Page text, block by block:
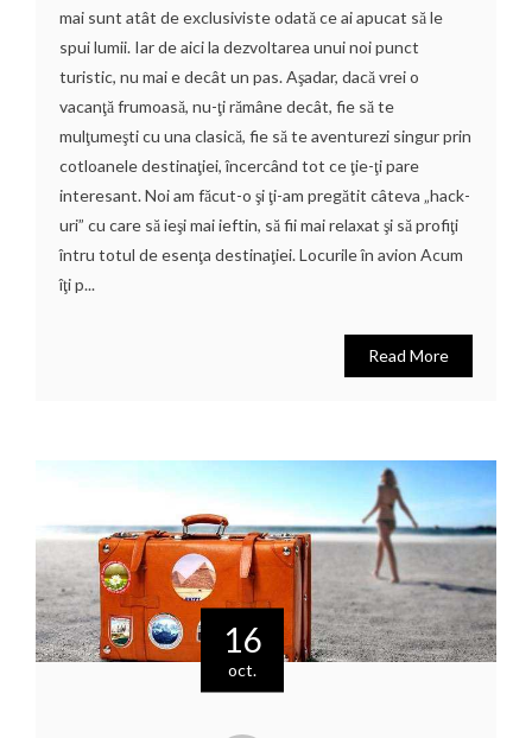
mai sunt atât de exclusiviste odată ce ai apucat să le
spui lumii. Iar de aici la dezvoltarea unui noi punct
turistic, nu mai e decât un pas. Aşadar, dacă vrei o
vacanţă frumoasă, nu-ţi rămâne decât, fie să te
mulţumeşti cu una clasică, fie să te aventurezi singur prin
cotloanele destinaţiei, încercând tot ce ţie-ţi pare
interesant. Noi am făcut-o şi ţi-am pregătit câteva „hack-
uri” cu care să ieşi mai ieftin, să fii mai relaxat şi să profiţi
întru totul de esenţa destinaţiei. Locurile în avion Acum
îţi p...
Read More
16
oct.